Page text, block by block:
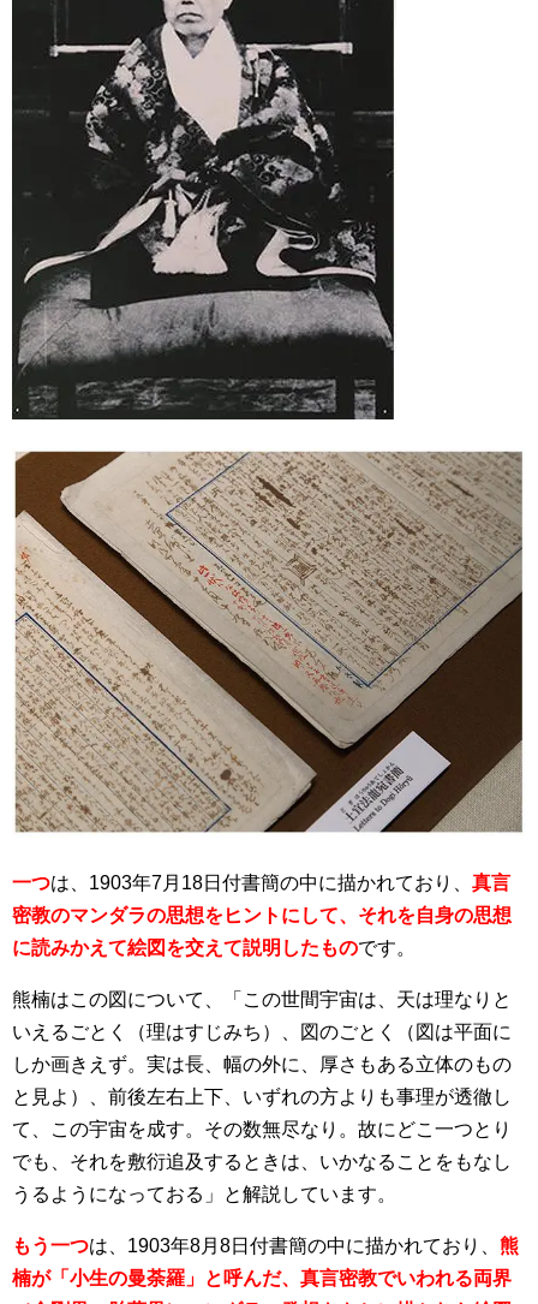
一つは、1903年7月18日付書簡の中に描かれており、 真言
密教のマンダラの思想をヒントにして、それを自身の思想
に読みかえて絵図を交えて説明したものです。
熊楠はこの図について、「この世間宇宙は、天は理なりと
いえるごとく（理はすじみち）、図のごとく（図は平面に
しか画きえず。実は長、幅の外に、厚さもある立体のもの
と見よ）、前後左右上下、いずれの方よりも事理が透徹し
て、この宇宙を成す。その数無尽なり。故にどこ一つとり
でも、それを敷衍追及するときは、いかなることをもなし
うるようになっておる」と解説しています。
もう一つは、1903年8月8日付書簡の中に描かれており、 熊
楠が「小生の曼荼羅」と呼んだ、真言密教でいわれる両界